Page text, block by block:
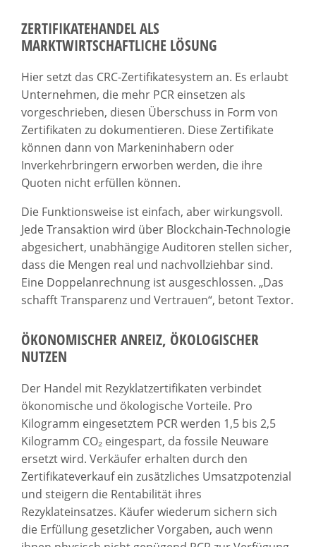
ZERTIFIKATEHANDEL ALS
MARKTWIRTSCHAFTLICHE LÖSUNG
Hier setzt das CRC-Zertifikatesystem an. Es erlaubt
Unternehmen, die mehr PCR einsetzen als
vorgeschrieben, diesen Überschuss in Form von
Zertifikaten zu dokumentieren. Diese Zertifikate
können dann von Markeninhabern oder
Inverkehrbringern erworben werden, die ihre
Quoten nicht erfüllen können.
Die Funktionsweise ist einfach, aber wirkungsvoll.
Jede Transaktion wird über Blockchain-Technologie
abgesichert, unabhängige Auditoren stellen sicher,
dass die Mengen real und nachvollziehbar sind.
Eine Doppelanrechnung ist ausgeschlossen. „Das
schafft Transparenz und Vertrauen“, betont Textor.
ÖKONOMISCHER ANREIZ, ÖKOLOGISCHER
NUTZEN
Der Handel mit Rezyklatzertifikaten verbindet
ökonomische und ökologische Vorteile. Pro
Kilogramm eingesetztem PCR werden 1,5 bis 2,5
Kilogramm CO₂ eingespart, da fossile Neuware
ersetzt wird. Verkäufer erhalten durch den
Zertifikateverkauf ein zusätzliches Umsatzpotenzial
und steigern die Rentabilität ihres
Rezyklateinsatzes. Käufer wiederum sichern sich
die Erfüllung gesetzlicher Vorgaben, auch wenn